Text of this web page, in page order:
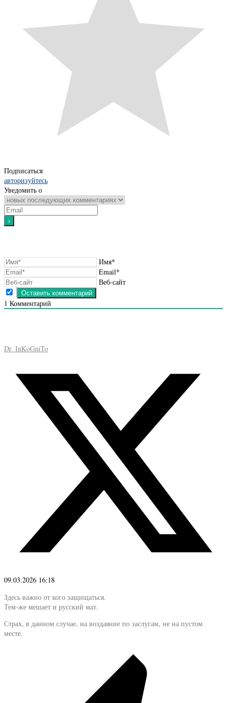
Подписаться
авторизуйтесь
Уведомить о
Имя*
Email*
Веб-сайт
1 Комментарий
Dr_InKoGniTo
09.03.2026 16:18
Здесь важно от кого защищаться.
Тем-же мешает и русский мат.
Страх, в данном случае, на воздаяние по заслугам, не на пустом
месте.